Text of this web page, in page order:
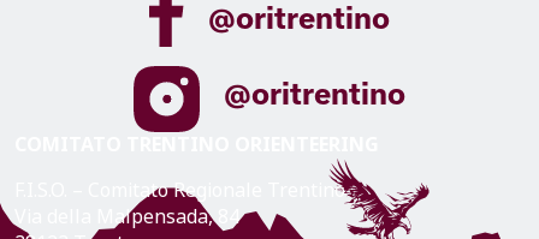
@oritrentino
@oritrentino
F.I.S.O. – Comitato Regionale Trentino
Via della Malpensada, 84